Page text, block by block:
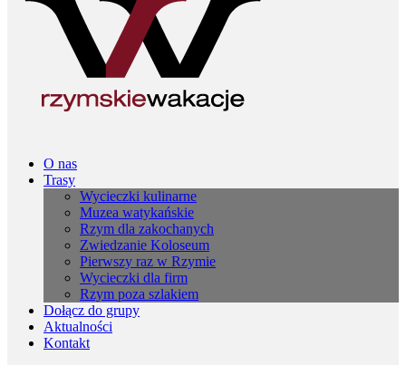
O nas
Trasy
Wycieczki kulinarne
Muzea watykańskie
Rzym dla zakochanych
Zwiedzanie Koloseum
Pierwszy raz w Rzymie
Wycieczki dla firm
Rzym poza szlakiem
Dołącz do grupy
Aktualności
Kontakt